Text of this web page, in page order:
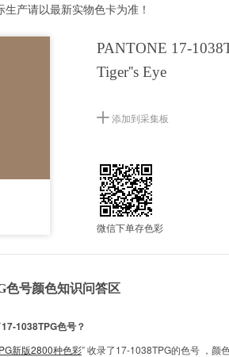
产请以最新实物色卡为准！
PANTONE 17-
Tiger''s Eye
添加到采集板
微信下单存色彩
色号颜色知识问答区
1038TPG色号？
新版2800种色彩” 收录了17-1038TPG的色号 ，颜